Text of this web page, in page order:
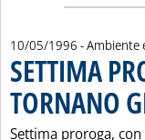
10/05/1996 - Ambiente
SETTIMA
TORNANO
Settima proroga,